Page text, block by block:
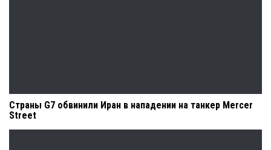
Страны G7 обвинили Иран в нападении на танкер Mercer
Street